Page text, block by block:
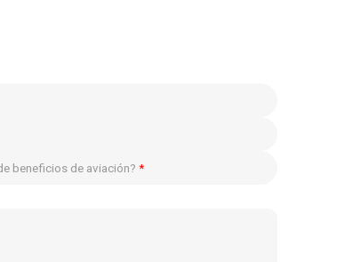
beneficios de aviación?*